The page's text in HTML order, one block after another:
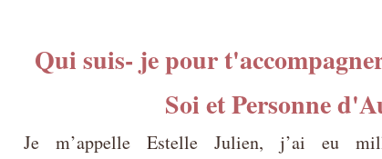
Qui suis- je pour
Soi et Personne
Je m’appelle Estelle Julien, j’ai eu